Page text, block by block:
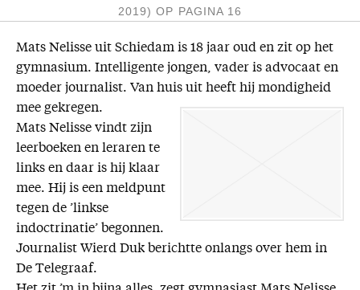
Proefnummer AMEN
Missie
Service
Adreswijziging
Nabestellen
Vragen en opmerkingen
En verder
Bijbelstudieagenda
2019) OP PAGINA 16
Mats Nelisse uit Schiedam is 18 jaar oud en zit op het
gymnasium. Intelligente jongen, vader is advocaat en
moeder journalist. Van huis uit heeft hij mondigheid
mee gekregen.
Mats Nelisse vindt zijn
leerboeken en leraren te
links en daar is hij klaar
mee. Hij is een meldpunt
tegen de ’linkse
indoctrinatie’ begonnen.
Journalist Wierd Duk berichtte onlangs over hem in
De Telegraaf.